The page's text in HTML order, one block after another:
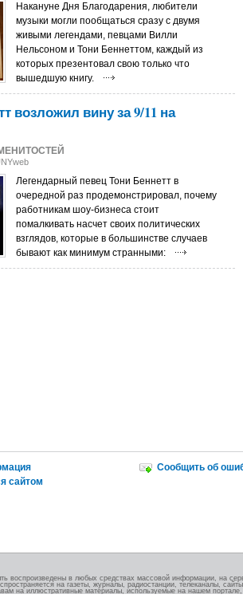
Накануне Дня Благодарения, любители
музыки могли пообщаться сразу с двумя
живыми легендами, певцами Вилли
Нельсоном и Тони Беннеттом, каждый из
которых презентовал свою только что
вышедшую книгу.
возложил вину за 9/11 на
Легендарный певец Тони Беннетт в
очередной раз продемонстрировал, почему
работникам шоу-бизнеса стоит
помалкивать насчет своих политических
взглядов, которые в большинстве случаев
бывают как минимум странными:
сайтом
Сообщить об
воспроизведены в любых средствах массовой информации, на
на газеты, журналы, радиостанции, телеканалы,
на иллюстративные материалы, используемые на нашем